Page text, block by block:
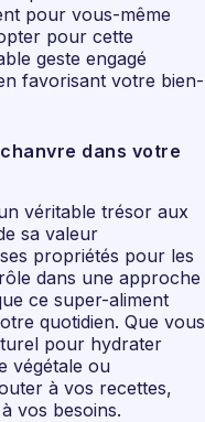
pour vous-même
pour cette
geste engagé
favorisant votre bien-
dans votre
véritable trésor aux
sa valeur
propriétés pour les
dans une approche
ce super-aliment
quotidien. Que vous
pour hydrater
végétale ou
à vos recettes,
vos besoins.